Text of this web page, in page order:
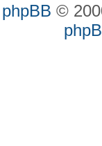
phpBB ©